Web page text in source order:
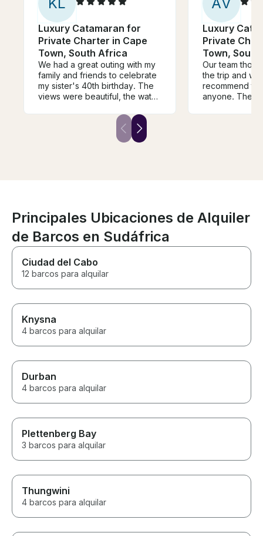
Luxury Catamaran for
Private Charter in Cape
Town, South Africa
We had a great outing with my
family and friends to celebrate
my sister's 40th birthday. The
views were beautiful, the water
lovely. We saw penguins and
dolphins swimming near by.
The crew was very friendly,
were able to get on board with
my mom's wheelchair, which
the crew were able to secure
safely out of the way. Thanks
Luxury
Private
Town,
Our team
the trip and
recommend
anyone. The
Principales Ubicaciones de Alquiler
de Barcos en Sudáfrica
Ciudad del Cabo
12 barcos para alquilar
Knysna
4 barcos para alquilar
Durban
4 barcos para alquilar
Plettenberg Bay
3 barcos para alquilar
Thungwini
4 barcos para alquilar